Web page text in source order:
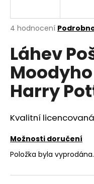
Průměrné
produktu
je
4,0
5
hvězdiček.
4 hodnocení
Láhev
Harry
Kvalitní
Možnosti doručení
Položka byla
j
t
?
D
o